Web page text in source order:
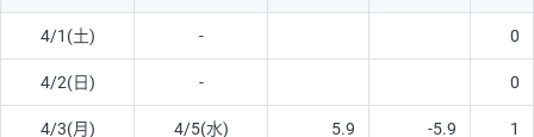
4/1(土) - 0
4/2(日) - 0
4/3(月) 4/5(水) 5.9 -5.9 1